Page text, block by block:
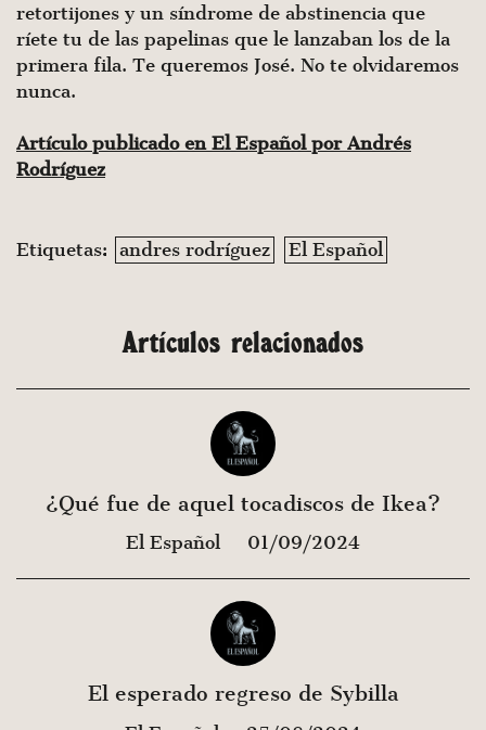
retortijones y un síndrome de abstinencia que
ríete tu de las papelinas que le lanzaban los de la
primera fila. Te queremos José. No te olvidaremos
nunca.
Artículo publicado en El Español por Andrés
Rodríguez
Etiquetas: andres rodríguez El Español
Artículos relacionados
¿Qué fue de aquel tocadiscos de Ikea?
El Español 01/09/2024
El esperado regreso de Sybilla